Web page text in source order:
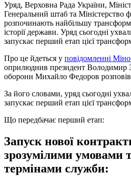
Уряд, Верховна Рада України,
Генеральний штаб та Міністерство
розпочинають найбільшу
історії держави. Уряд сьогодні
запускає перший етап цієї
Про це йдеться у повідомленні
оприлюднив президент Володимир
оборони Михайло Федоров
За його словами, уряд сьогодні
запускає перший етап цієї
Що передбачає перший етап:
Запуск нової
зрозумілими умовами
термінами служби: